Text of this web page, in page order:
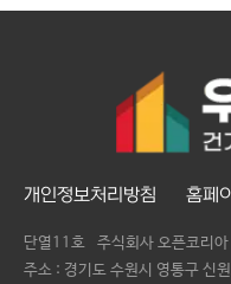
개인정보처리방침 홈페
단열11호
주식회사 오픈코리아
주소 : 경기도 수원시 영통구